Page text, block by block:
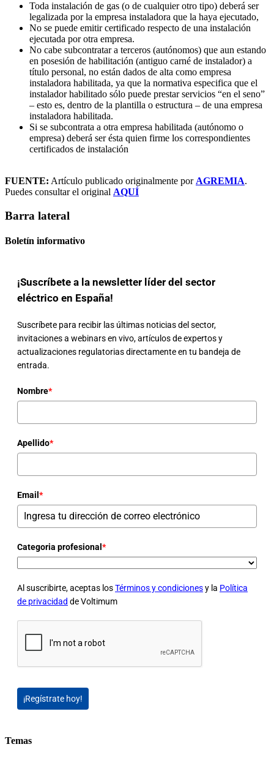
Toda instalación de gas (o de cualquier otro tipo) deberá ser
legalizada por la empresa instaladora que la haya ejecutado,
No se puede emitir certificado respecto de una instalación
ejecutada por otra empresa.
No cabe subcontratar a terceros (autónomos) que aun estando
en posesión de habilitación (antiguo carné de instalador) a
título personal, no están dados de alta como empresa
instaladora habilitada, ya que la normativa especifica que el
instalador habilitado sólo puede prestar servicios “en el seno”
– esto es, dentro de la plantilla o estructura – de una empresa
instaladora habilitada.
Si se subcontrata a otra empresa habilitada (autónomo o
empresa) deberá ser ésta quien firme los correspondientes
certificados de instalación
FUENTE: Artículo publicado originalmente por AGREMIA.
Puedes consultar el original AQUÍ
Barra lateral
Boletín informativo
¡Suscríbete a la newsletter líder del sector
eléctrico en España!
Suscríbete para recibir las últimas noticias del sector,
invitaciones a webinars en vivo, artículos de expertos y
actualizaciones regulatorias directamente en tu bandeja de
entrada.
Nombre*
Apellido*
Email *
Categoria profesional *
Al suscribirte, aceptas losTérminos y condicionesy la Política
de privacidad de Voltimum
¡Regístrate hoy!
Temas